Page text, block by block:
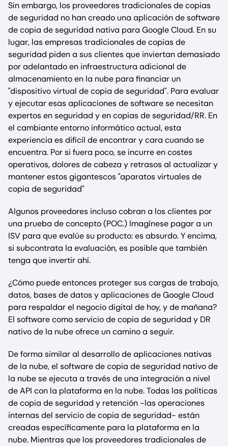
Sin embargo, los proveedores tradicionales de copias
de seguridad no han creado una aplicación de software
de copia de seguridad nativa para Google Cloud. En su
lugar, las empresas tradicionales de copias de
seguridad piden a sus clientes que inviertan demasiado
por adelantado en infraestructura adicional de
almacenamiento en la nube para financiar un
"dispositivo virtual de copia de seguridad". Para evaluar
y ejecutar esas aplicaciones de software se necesitan
expertos en seguridad y en copias de seguridad/RR. En
el cambiante entorno informático actual, esta
experiencia es difícil de encontrar y cara cuando se
encuentra. Por si fuera poco, se incurre en costes
operativos, dolores de cabeza y retrasos al actualizar y
mantener estos gigantescos "aparatos virtuales de
copia de seguridad"
Algunos proveedores incluso cobran a los clientes por
una prueba de concepto (POC.) Imagínese pagar a un
ISV para que evalúe su producto: es absurdo. Y encima,
si subcontrata la evaluación, es posible que también
tenga que invertir ahí.
¿Cómo puede entonces proteger sus cargas de trabajo,
datos, bases de datos y aplicaciones de Google Cloud
para respaldar el negocio digital de hoy, y de mañana?
El software como servicio de copia de seguridad y DR
nativo de la nube ofrece un camino a seguir.
De forma similar al desarrollo de aplicaciones nativas
de la nube, el software de copia de seguridad nativo de
la nube se ejecuta a través de una integración a nivel
de API con la plataforma en la nube. Todas las políticas
de copia de seguridad y retención -las operaciones
internas del servicio de copia de seguridad- están
creadas específicamente para la plataforma en la
nube. Mientras que los proveedores tradicionales de